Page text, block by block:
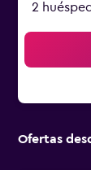
2
Ofertas